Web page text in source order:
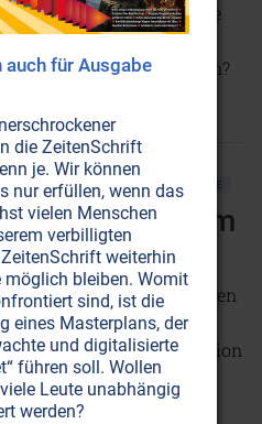
wird das kommende
Was ist das
kann man es erlangen?
LEBENSHILFE PSYCHOLOGIE
Same muß im
wer kennt ihn nicht? Eileen
Gemeinschaft,
ihre Zeit der Depression
fand.
für Ausgabe
die ZeitenSchrift
je. Wir können
nur erfüllen, wenn das
vielen Menschen
verbilligten
weiterhin
bleiben. Womit
sind, ist die
eines Masterplans, der
und digitalisierte
führen soll. Wollen
Leute unabhängig
werden?